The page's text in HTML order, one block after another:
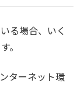
る場合、いく
。
ターネット環